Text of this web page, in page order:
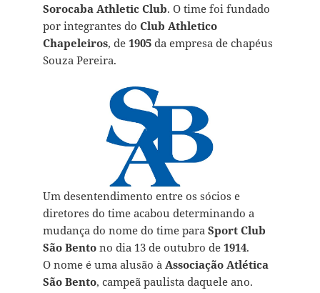
Sorocaba Athletic Club. O time foi fundado
por integrantes do Club Athletico
Chapeleiros, de 1905da empresa de chapéus
Souza Pereira.
Um desentendimento entre os sócios e
diretores do time acabou determinando a
mudança do nome do time para Sport Club
São Bentono dia 13 de outubro de 1914.
O nome é uma alusão à Associação Atlética
São Bento, campeã paulista daquele ano.